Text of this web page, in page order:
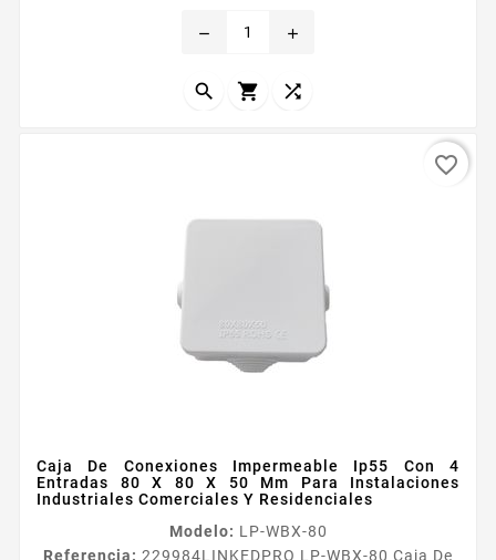
Profundidad Nuacutemero de entradas 12
de proteccioacuten IP55 ​Resistencia de...
remove add
  
Caja De Conexiones Impermeable Ip55 Con 4
Entradas 80 X 80 X 50 Mm Para Instalaciones
Industriales Comerciales Y Residenciales
Modelo: LP-WBX-80
Referencia: 229984LINKEDPRO LP-WBX-80 Caja De
favorite_border